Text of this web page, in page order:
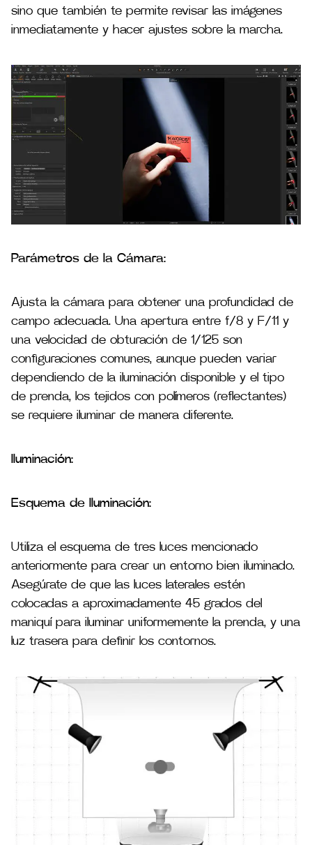
sino que también te permite revisar las imágenes
inmediatamente y hacer ajustes sobre la marcha.
Parámetros de la Cámara:
Ajusta la cámara para obtener una profundidad de
campo adecuada. Una apertura entre f/8 y F/11 y
una velocidad de obturación de 1/125 son
configuraciones comunes, aunque pueden variar
dependiendo de la iluminación disponible y el tipo
de prenda​, los tejidos con polímeros (reflectantes)
se requiere iluminar de manera diferente.
Iluminación:
Esquema de Iluminación:
Utiliza el esquema de tres luces mencionado
anteriormente para crear un entorno bien iluminado.
Asegúrate de que las luces laterales estén
colocadas a aproximadamente 45 grados del
maniquí para iluminar uniformemente la prenda, y una
luz trasera para definir los contornos​.